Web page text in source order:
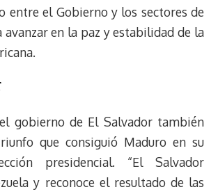
entre el Gobierno y los sectores de
en la paz y estabilidad de la
gobierno de El Salvador también
que consiguió Maduro en su
presidencial. “El Salvador
y reconoce el resultado de las